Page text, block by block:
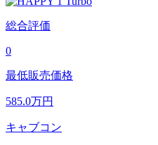
総合評価
0
最低販売価格
585.0万円
キャブコン